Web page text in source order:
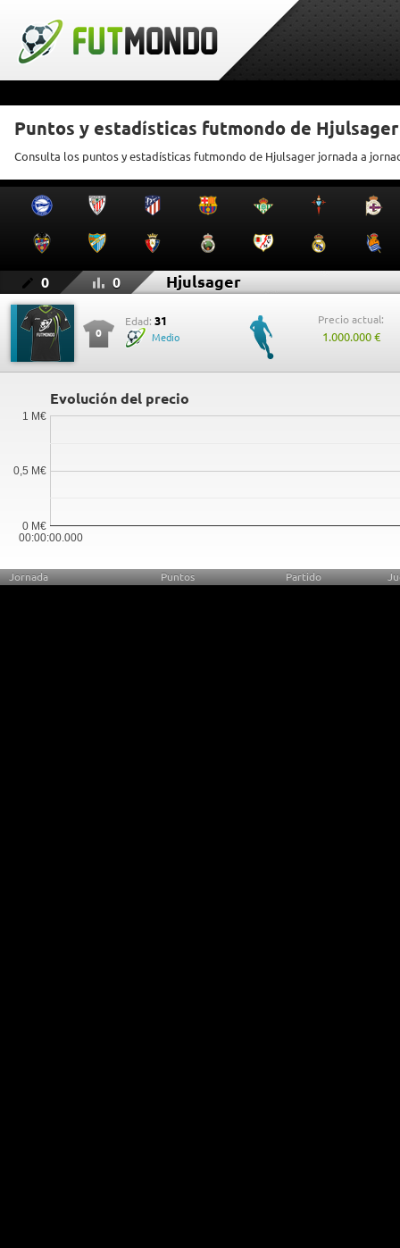
Puntos y estadísticas futmondo de Hjulsager
Consulta los puntos y estadísticas futmondo de Hjulsager jornada a
0 0 Hjulsager
0
Edad: 31
Medio
Precio actual:
1.000.000 €
Evolución del precio
00:00:00.000
0 M€
0,5 M€
1 M€
Jornada Puntos Partido